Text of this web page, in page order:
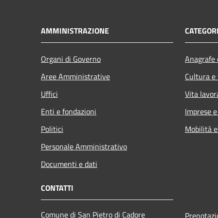
AMMINISTRAZIONE
Organi di Governo
Aree Amministrative
Uffici
Enti e fondazioni
Politici
Personale Amministrativo
Documenti e dati
Cultura
Vita
Imprese
Mobilità
CONTATTI
Comune di San Pietro di Cadore